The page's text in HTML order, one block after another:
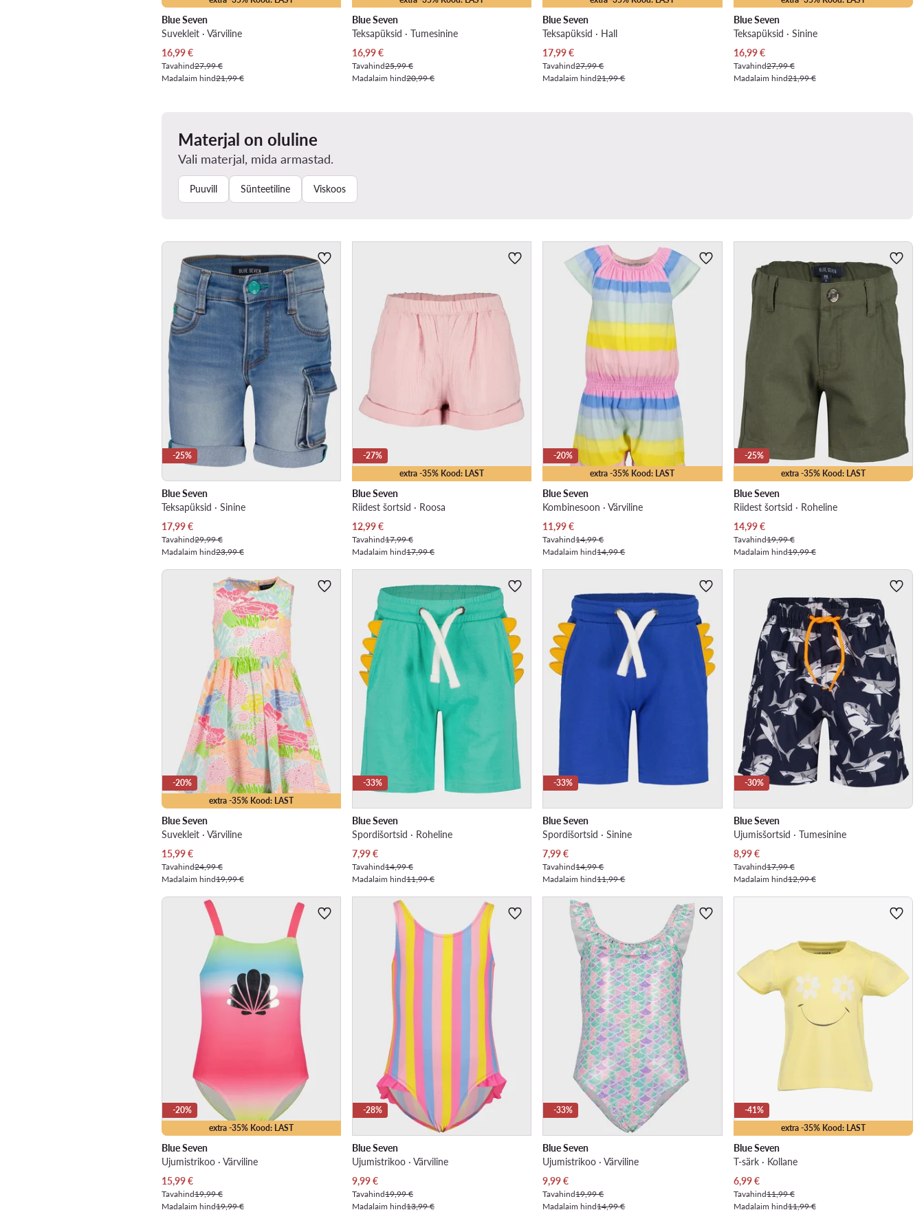
Blue Seven
Suvekleit · Värviline
Praegune hind
16,99€
Tavahind27,99 €
Madalaim hind21,99 €
Blue Seven
Teksapüksid · Tumesinine
Praegune hind
16,99€
Tavahind25,99 €
Madalaim hind20,99 €
Blue Seven
Teksapüksid · Hall
Praegune hind
17,99€
Tavahind27,99 €
Madalaim hind21,99 €
Blue Seven
Teksapüksid · Sinine
Praegune hind
16,99€
Tavahind27,99 €
Madalaim hind21,99 €
Materjal on oluline
Vali materjal, mida armastad.
Puuvill Sünteetiline Viskoos
-25%
Blue Seven
Teksapüksid · Sinine
Praegune hind
17,99€
Tavahind29,99 €
Madalaim hind23,99 €
extra -35% Kood: LAST
-27%
Blue Seven
Riidest šortsid · Roosa
Praegune hind
12,99€
Tavahind17,99 €
Madalaim hind17,99 €
extra -35% Kood: LAST
-20%
Blue Seven
Kombinesoon · Värviline
Praegune hind
11,99€
Tavahind14,99 €
Madalaim hind14,99 €
extra -35% Kood: LAST
-25%
Blue Seven
Riidest šortsid · Roheline
Praegune hind
14,99€
Tavahind19,99 €
Madalaim hind19,99 €
extra -35% Kood: LAST
-20%
Blue Seven
Suvekleit · Värviline
Praegune hind
15,99€
Tavahind24,99 €
Madalaim hind19,99 €
-33%
Blue Seven
Spordišortsid · Roheline
Praegune hind
7,99€
Tavahind14,99 €
Madalaim hind11,99 €
-33%
Blue Seven
Spordišortsid · Sinine
Praegune hind
7,99€
Tavahind14,99 €
Madalaim hind11,99 €
-30%
Blue Seven
Ujumisšortsid · Tumesinine
Praegune hind
8,99€
Tavahind17,99 €
Madalaim hind12,99 €
extra -35% Kood: LAST
-20%
Blue Seven
Ujumistrikoo · Värviline
Praegune hind
15,99€
Tavahind19,99 €
Madalaim hind19,99 €
-28%
Blue Seven
Ujumistrikoo · Värviline
Praegune hind
9,99€
Tavahind19,99 €
Madalaim hind13,99 €
-33%
Blue Seven
Ujumistrikoo · Värviline
Praegune hind
9,99€
Tavahind19,99 €
Madalaim hind14,99 €
extra -35% Kood: LAST
-41%
Blue Seven
T-särk · Kollane
Praegune hind
6,99€
Tavahind11,99 €
Madalaim hind11,99 €